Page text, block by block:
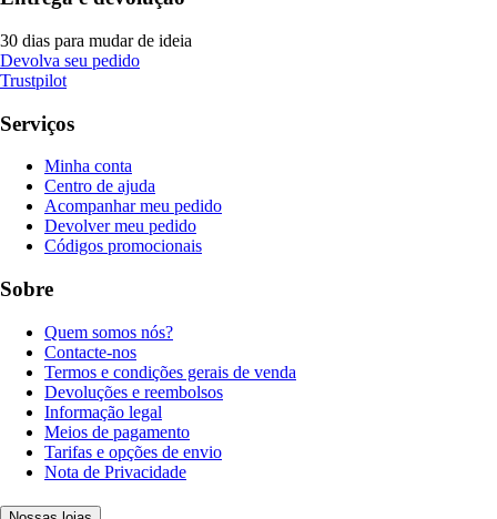
30 dias para mudar de ideia
Devolva seu pedido
Trustpilot
Serviços
Minha conta
Centro de ajuda
Acompanhar meu pedido
Devolver meu pedido
Códigos promocionais
Sobre
Quem somos nós?
Contacte-nos
Termos e condições gerais de venda
Devoluções e reembolsos
Informação legal
Meios de pagamento
Tarifas e opções de envio
Nota de Privacidade